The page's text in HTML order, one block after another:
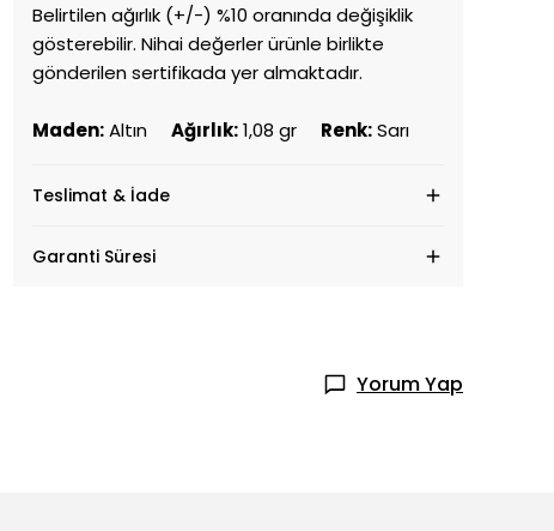
Belirtilen ağırlık (+/-) %10 oranında değişiklik
gösterebilir. Nihai değerler ürünle birlikte
gönderilen sertifikada yer almaktadır.
Maden:Altın Ağırlık:1,08 gr Renk:Sarı
Teslimat & İade
Garanti Süresi
Yorum Yap